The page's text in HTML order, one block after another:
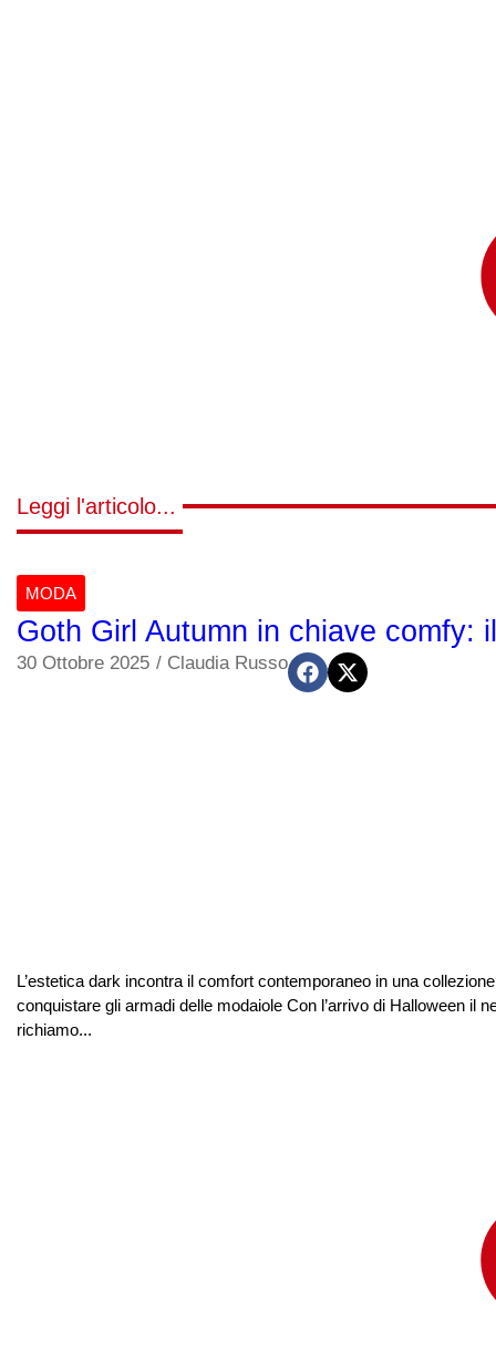
Leggi l'articolo...
MODA
Goth Girl Autumn in chiave comfy:
30 Ottobre 2025 / Claudia Russo
L’estetica dark incontra il comfort contemporaneo in una
conquistare gli armadi delle modaiole Con l’arrivo di Halloween il
richiamo...